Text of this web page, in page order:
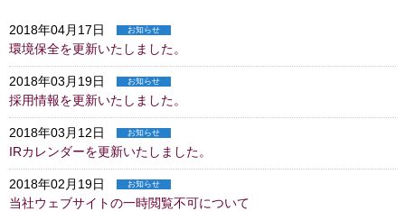
2018年04月17日 お知らせ
環境保全を更新いたしました。
2018年03月19日 お知らせ
採用情報を更新いたしました。
2018年03月12日 お知らせ
IRカレンダーを更新いたしました。
2018年02月19日 お知らせ
当社ウェブサイトの一時閲覧不可について